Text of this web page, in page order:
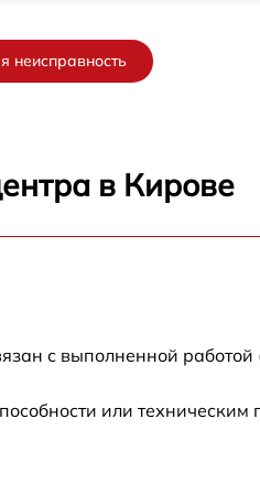
60 мин
неисправность
в Кирове
с выполненной
или